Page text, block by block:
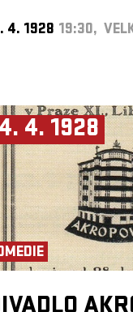
4. 1928 19:30,
4. 1928